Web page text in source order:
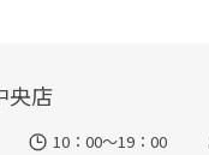
央店
10：00～19：00